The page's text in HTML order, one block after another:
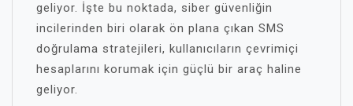
geliyor. İşte bu noktada, siber güvenliğin
incilerinden biri olarak ön plana çıkan SMS
doğrulama stratejileri, kullanıcıların çevrimiçi
hesaplarını korumak için güçlü bir araç haline
geliyor.